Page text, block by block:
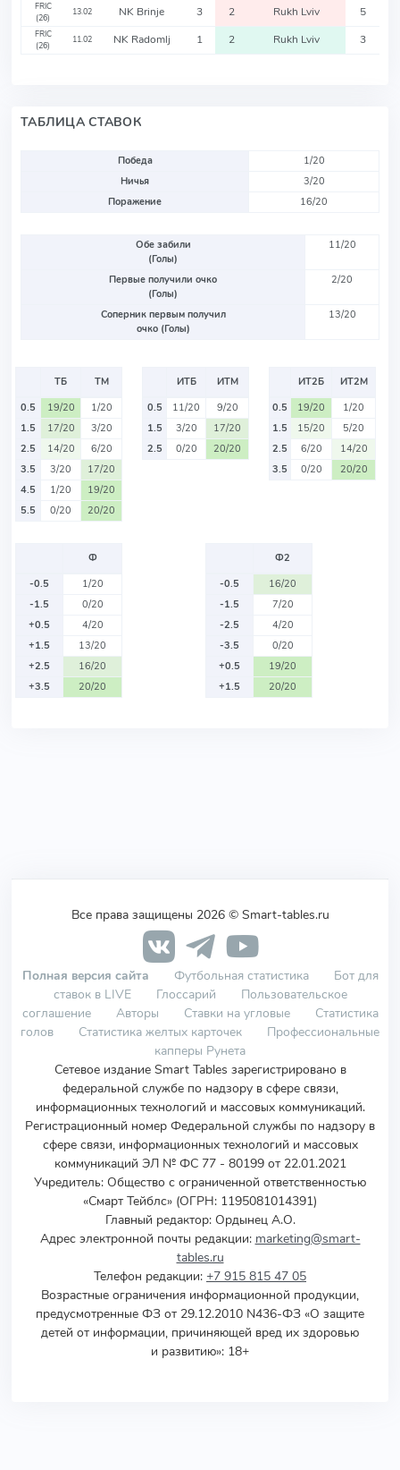
FRIC
(26)
13.02 NK Brinje 3 2 Rukh Lviv 5
FRIC
(26)
11.02 NK Radomlj 1 2 Rukh Lviv 3
ТАБЛИЦА СТАВОК
Победа
1/20
Ничья
3/20
Поражение
16/20
Обе забили
(Голы)
11/20
Первые получили очко
(Голы)
2/20
Соперник первым получил
очко (Голы)
13/20
ТБ
ТМ
0.5
19/20
1/20
1.5
17/20
3/20
2.5
14/20
6/20
3.5
3/20
17/20
4.5
1/20
19/20
5.5
0/20 20/20
ИТБ
ИТМ
0.5
11/20
9/20
1.5
3/20
17/20
2.5
0/20 20/20
ИТ2Б
ИТ2М
0.5
19/20
1/20
1.5
15/20
5/20
2.5
6/20
14/20
3.5
0/20 20/20
Ф
-0.5
1/20
-1.5
0/20
+0.5
4/20
+1.5
13/20
+2.5
16/20
+3.5
20/20
Ф2
-0.5
16/20
-1.5
7/20
-2.5
4/20
-3.5
0/20
+0.5
19/20
+1.5
20/20
Все права защищены 2026 © Smart-tables.ru
Полная версия сайта Футбольная статистика
Бот для
ставок в LIVE
Глоссарий
Пользовательское
соглашение
Авторы Ставки на угловые
Статистика
голов
Статистика желтых карточек
Профессиональные
капперы Рунета
Сетевое издание Smart Tables зарегистрировано в
федеральной службе по надзору в сфере связи,
информационных технологий и массовых коммуникаций.
Регистрационный номер Федеральной службы по надзору в
сфере связи, информационных технологий и массовых
коммуникаций ЭЛ № ФС 77 - 80199 от 22.01.2021
Учредитель: Общество с ограниченной ответственностью
«Смарт Тейблс» (ОГРН: 1195081014391)
Главный редактор: Ордынец А.О.
Адрес электронной почты редакции: marketing@smart-
tables.ru
Телефон редакции: +7 915 815 47 05
Возрастные ограничения информационной продукции,
предусмотренные ФЗ от 29.12.2010 N436-ФЗ «О защите
детей от информации, причиняющей вред их здоровью
и развитию»: 18+